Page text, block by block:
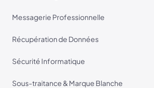
Messagerie Professionnelle
Récupération de Données
Sécurité Informatique
Sous-traitance & Marque Blanche